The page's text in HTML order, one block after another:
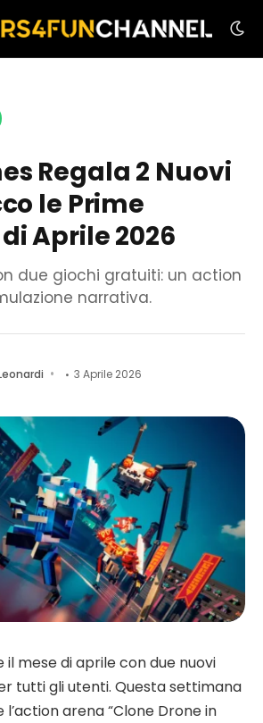
Regala 2 Nuovi
le Prime
Aprile 2026
due giochi gratuiti: un action
narrativa.
3 Aprile 2026
il mese di aprile con due nuovi
tutti gli utenti. Questa settimana
arena “Clone Drone in